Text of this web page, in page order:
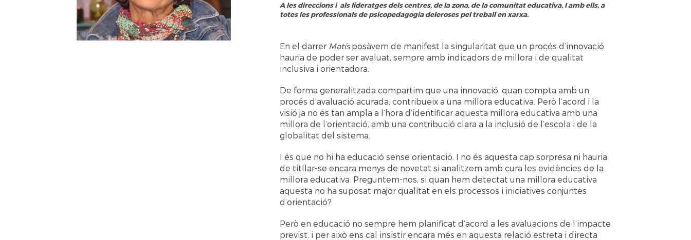
A les direccions i als lideratges dels centres, de la zona, de la comunitat educativa. I amb ells, a
totes les professionals de psicopedagogia deleroses pel treball en xarxa.
En el darrer Matísposàvem de manifest la singularitat que un procés d’innovació
hauria de poder ser avaluat, sempre amb indicadors de millora i de qualitat
inclusiva i orientadora.
De forma generalitzada compartim que una innovació, quan compta amb un
procés d’avaluació acurada, contribueix a una millora educativa. Però l’acord i la
visió ja no és tan ampla a l’hora d’identificar aquesta millora educativa amb una
millora de l’orientació, amb una contribució clara a la inclusió de l’escola i de la
globalitat del sistema.
I és que no hi ha educació sense orientació. I no és aquesta cap sorpresa ni hauria
de titllar-se encara menys de novetat si analitzem amb cura les evidències de la
millora educativa. Preguntem-nos, si quan hem detectat una millora educativa
aquesta no ha suposat major qualitat en els processos i iniciatives conjuntes
d’orientació?
Però en educació no sempre hem planificat d’acord a les avaluacions de l’impacte
previst, i per això ens cal insistir encara més en aquesta relació estreta i directa